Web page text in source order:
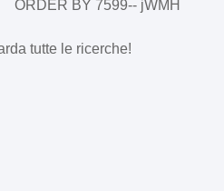
ORDER BY 7599-- jWMH
tutte le ricerche!